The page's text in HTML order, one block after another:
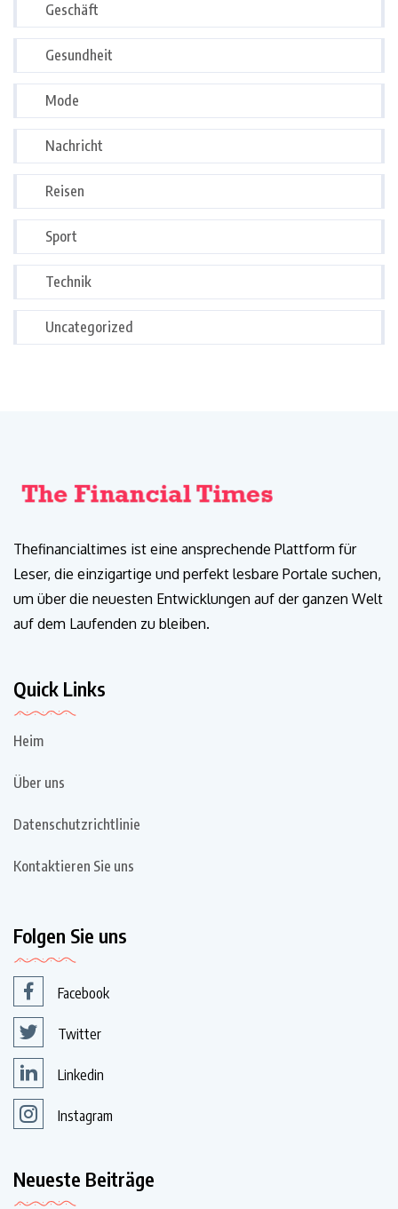
Geschäft
Gesundheit
Mode
Nachricht
Reisen
Sport
Technik
Uncategorized
Thefinancialtimes ist eine ansprechende Plattform für
Leser, die einzigartige und perfekt lesbare Portale suchen,
um über die neuesten Entwicklungen auf der ganzen Welt
auf dem Laufenden zu bleiben.
Quick Links
Heim
Über uns
Datenschutzrichtlinie
Kontaktieren Sie uns
Folgen Sie uns
Facebook
Twitter
Linkedin
Instagram
Neueste Beiträge